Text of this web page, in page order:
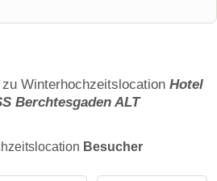
veröffentlicht)
Winterhochzeitslocation Hotel
Berchtesgaden ALT
Besucher